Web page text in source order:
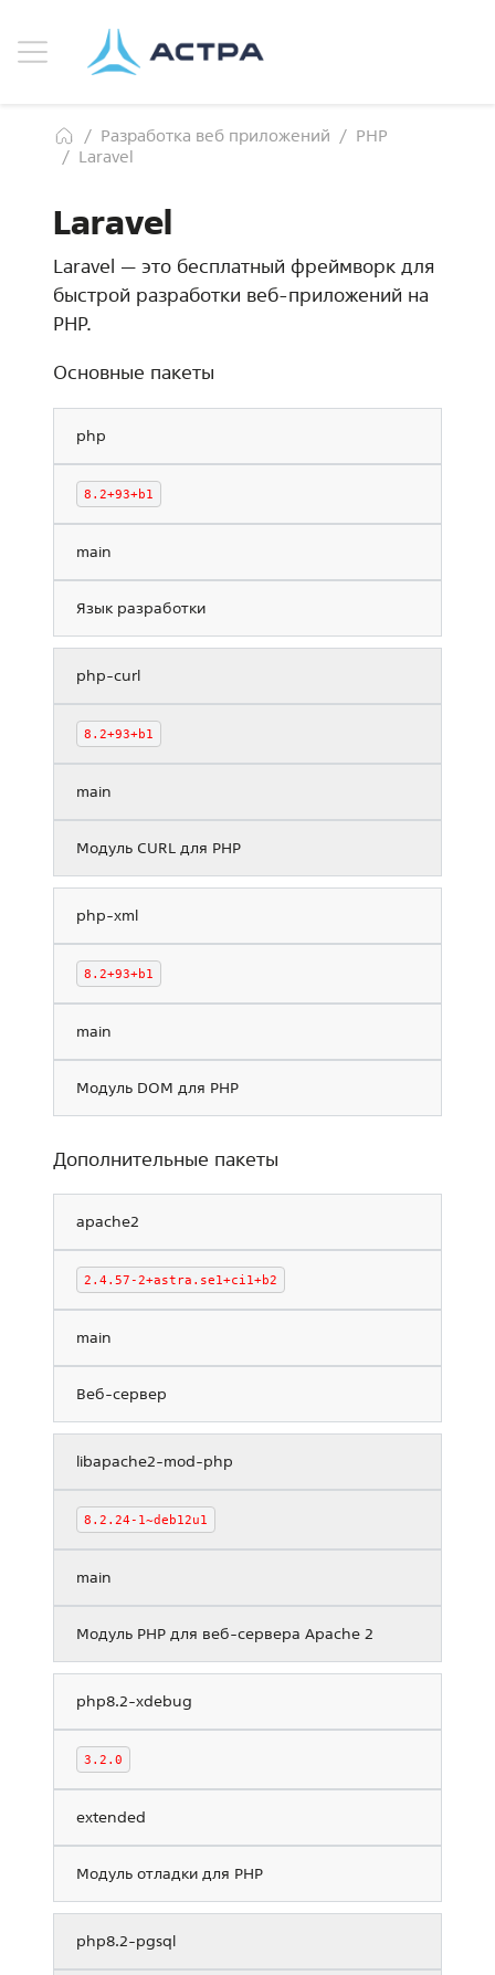
Разработка веб приложений
PHP
Laravel
Laravel
Laravel — это бесплатный фреймворк для
быстрой разработки веб-приложений на
PHP.
Основные пакеты
php
8.2+93+b1
main
Язык разработки
php-curl
8.2+93+b1
main
Модуль CURL для PHP
php-xml
8.2+93+b1
main
Модуль DOM для PHP
Дополнительные пакеты
apache2
2.4.57-2+astra.se1+ci1+b2
main
Веб-сервер
libapache2-mod-php
8.2.24-1~deb12u1
main
Модуль PHP для веб-сервера Apache 2
php8.2-xdebug
3.2.0
extended
Модуль отладки для PHP
php8.2-pgsql